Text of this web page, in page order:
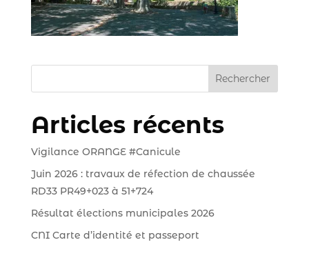
Rechercher
Articles récents
Vigilance ORANGE #Canicule
Juin 2026 : travaux de réfection de chaussée
RD33 PR49+023 à 51+724
Résultat élections municipales 2026
CNI Carte d’identité et passeport